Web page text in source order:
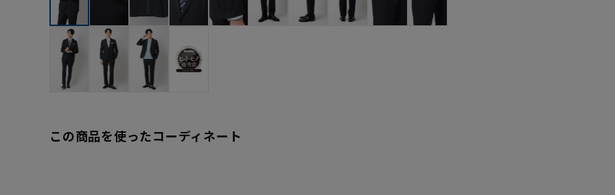
この商品を使ったコーディネート